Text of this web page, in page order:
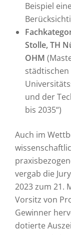
Beispiel
Stolle, TH
OHM
städtischen
und der
bis 2035“)
Auch im
vergab die
2023 zum 21.
Vorsitz von
Gewinner
dotierte